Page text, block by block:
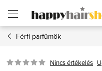
fő
tartalomhozFérfi parfümök
Nincs értékelés